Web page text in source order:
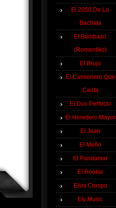
El 2050 De La
Bachata
El Bombazo
(Romantiko)
El Brujo
El Camionero Que
Canta
El Duo Perfecto
El Heredero Mayor
El Jean
El Meño
El Pandamar
El Rookie
Elvis Crespo
Ely Music